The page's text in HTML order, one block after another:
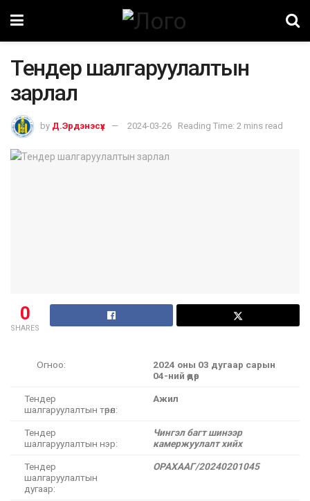
Тендер шалгаруулалтын
зарлал
by Д.Эрдэнэсүх 2024-03-26 Reading Time: 2 mins read
0
SHARES
Огноо:
2024 оны 03 дугаар сарын
04-ний өдөр
Тендер
шалгаруулалтын төрөл:
Ажил
Тендер
шалгаруулалтын нэр:
Чингэл багт шинээр
камержуулалт хийх
Тендер
шалгаруулалтын
дугаар:
ОРАХААГ/20240201045